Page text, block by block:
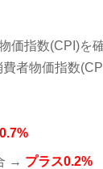
価指数(CPI)を
者物価指数
→ プラス0.2%